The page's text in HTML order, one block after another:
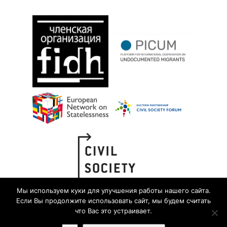
Мы используем куки для улучшения работы нашего сайта.
Если Вы продолжите использовать сайт, мы будем считать
что Вас это устраивает.